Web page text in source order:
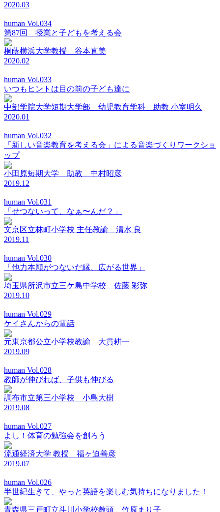
2020.03
human Vol.034
第87回 授業と子どもを考える会
桐蔭横浜大学教授 谷本直美
2020.02
human Vol.033
いつもヒントは目の前の子ども達に
中部学院大学短期大学部 幼児教育学科 助教 小室明久
2020.01
human Vol.032
「新しい音楽教育を考える会」による音楽づくりワークショ
ップ
小田原短期大学 助教 中村昭彦
2019.12
human Vol.031
「せつないって、なぁ〜んだ？」
文京区立林町小学校 主任教諭 清水 良
2019.11
human Vol.030
「他力本願がつないだ縁、広がる世界」
埼玉県所沢市立三ケ島中学校 佐藤 彩弥
2019.10
human Vol.029
ケイさんからの電話
元東京都公立小学校教諭 大貫耕一
2019.09
human Vol.028
教師が伸びれば、子供も伸びる
調布市立第三小学校 小島大樹
2019.08
human Vol.027
よし！体育の勉強会を創ろう
流通経済大学 教授 福ヶ迫善彦
2019.07
human Vol.026
半世紀生きて、やっと英語を楽しむ気持ちになりました！
青森県三戸町立斗川小学校教頭 竹原まり子